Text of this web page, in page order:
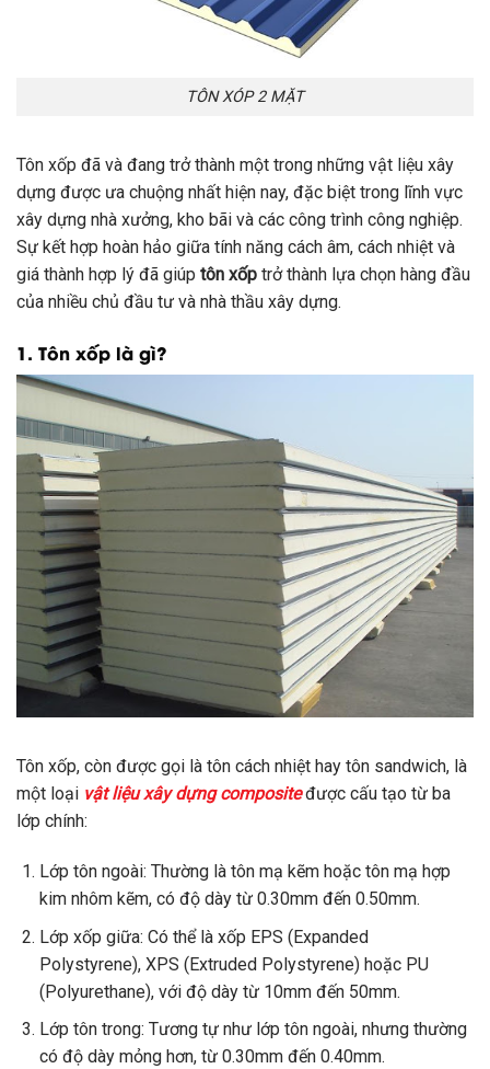
TÔN XÓP 2 MẶT
Tôn xốp đã và đang trở thành một trong những vật liệu xây
dựng được ưa chuộng nhất hiện nay, đặc biệt trong lĩnh vực
xây dựng nhà xưởng, kho bãi và các công trình công nghiệp.
Sự kết hợp hoàn hảo giữa tính năng cách âm, cách nhiệt và
giá thành hợp lý đã giúp tôn xốp trở thành lựa chọn hàng đầu
của nhiều chủ đầu tư và nhà thầu xây dựng.
1. Tôn xốp là gì?
Tôn xốp, còn được gọi là tôn cách nhiệt hay tôn sandwich, là
một loại vật liệu xây dựng compositeđược cấu tạo từ ba
lớp chính:
Lớp tôn ngoài: Thường là tôn mạ kẽm hoặc tôn mạ hợp
kim nhôm kẽm, có độ dày từ 0.30mm đến 0.50mm.
Lớp xốp giữa: Có thể là xốp EPS (Expanded
Polystyrene), XPS (Extruded Polystyrene) hoặc PU
(Polyurethane), với độ dày từ 10mm đến 50mm.
Lớp tôn trong: Tương tự như lớp tôn ngoài, nhưng thường
có độ dày mỏng hơn, từ 0.30mm đến 0.40mm.